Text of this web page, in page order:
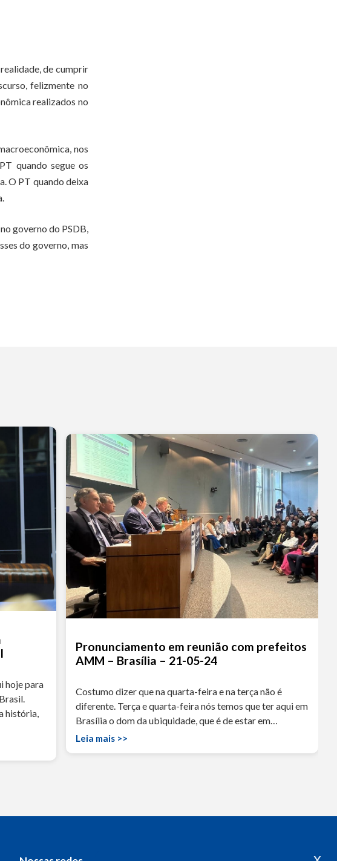
de cumprir
felizmente no
realizados no
nos
quando segue os
O PT quando deixa
governo do PSDB,
do governo, mas
hoje para
história,
Pronunciamento em reunião com prefeitos
AMM – Brasília – 21-05-24
Costumo dizer que na quarta-feira e na terça não é
diferente. Terça e quarta-feira nós temos que ter aqui em
Brasília o dom da ubiquidade, que é de estar em…
Leia mais >>